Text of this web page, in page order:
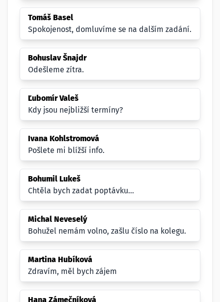
Tomáš Basel
Spokojenost, domluvíme se na dalším zadání.
Bohuslav Šnajdr
Odešleme zítra.
Ľubomír Valeš
Kdy jsou nejbližší termíny?
Ivana Kohlstromová
Pošlete mi blížší info.
Bohumil Lukeš
Chtěla bych zadat poptávku...
Michal Neveselý
Bohužel nemám volno, zašlu číslo na kolegu.
Martina Hubíková
Zdravím, měl bych zájem
Hana Zámečníková